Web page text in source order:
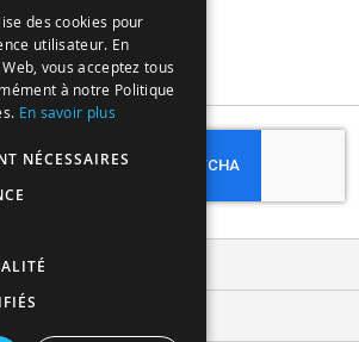
Policy
des cookies pour
utilisateur. En
vous acceptez tous
à notre Politique
En savoir plus
NÉCESSAIRES